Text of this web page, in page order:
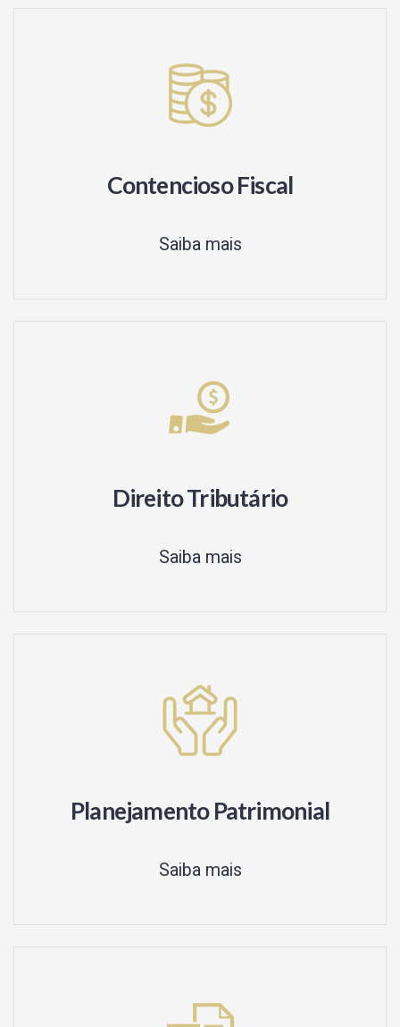
Contencioso Fiscal
Saiba mais
Direito Tributário
Saiba mais
Planejamento Patrimonial
Saiba mais